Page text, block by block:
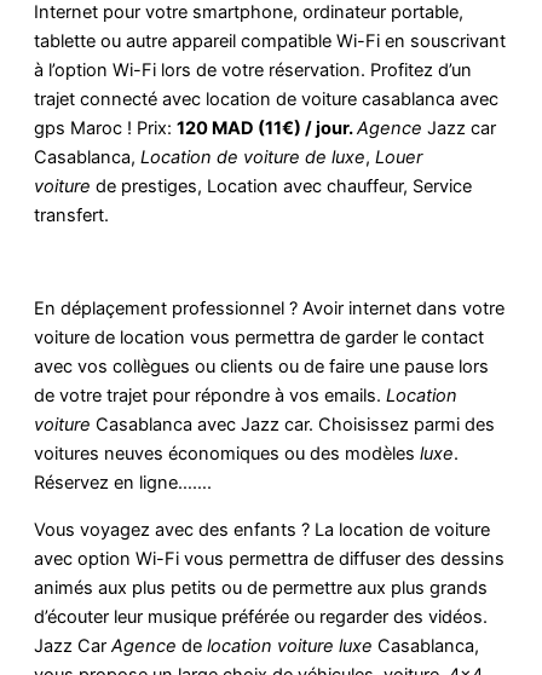
Internet pour votre smartphone, ordinateur portable,
tablette ou autre appareil compatible Wi-Fi en souscrivant
à l’option Wi-Fi lors de votre réservation. Profitez d’un
trajet connecté avec location de voiture casablanca avec
gps Maroc ! Prix: 120 MAD (11€) / jour.Agence Jazz car
Casablanca, Location de voiture de luxe, Louer
voiture de prestiges, Location avec chauffeur, Service
transfert.
En déplaçement professionnel ? Avoir internet dans votre
voiture de location vous permettra de garder le contact
avec vos collègues ou clients ou de faire une pause lors
de votre trajet pour répondre à vos emails. Location
voiture Casablanca avec Jazz car. Choisissez parmi des
voitures neuves économiques ou des modèles luxe.
Réservez en ligne…….
Vous voyagez avec des enfants ? La location de voiture
avec option Wi-Fi vous permettra de diffuser des dessins
animés aux plus petits ou de permettre aux plus grands
d’écouter leur musique préférée ou regarder des vidéos.
Jazz Car Agence de location voiture luxe Casablanca,